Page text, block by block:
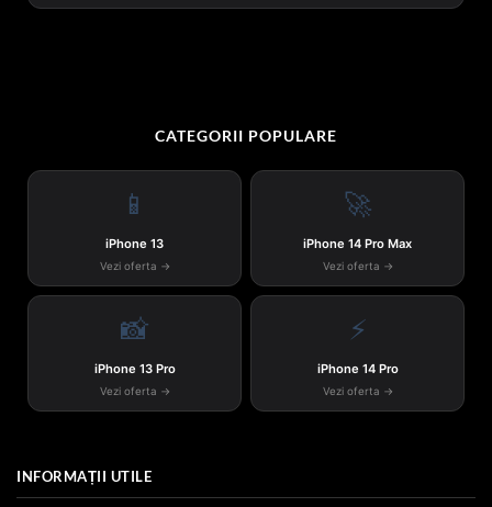
CATEGORII POPULARE
📱
iPhone 13
Vezi oferta →
🚀
iPhone 14 Pro Max
Vezi oferta →
📸
iPhone 13 Pro
Vezi oferta →
⚡
iPhone 14 Pro
Vezi oferta →
INFORMAȚII UTILE